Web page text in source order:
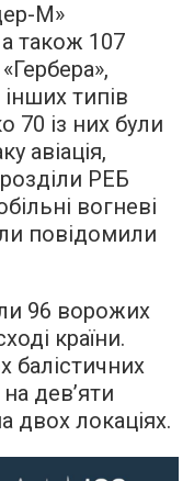
М»
а також 107
інших типів
70 із них були
авіація,
РЕБ
вогневі
повідомили
96 ворожих
країни.
балістичних
дев’яти
двох локаціях.